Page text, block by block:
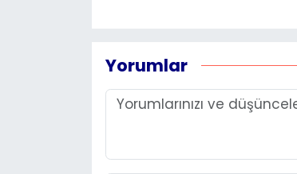
Yorumlar